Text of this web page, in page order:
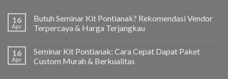
16
Apr
Butuh Seminar Kit Pontianak? Rekomendasi Vendor
Terpercaya & Harga Terjangkau
16
Apr
Seminar Kit Pontianak: Cara Cepat Dapat Paket
Custom Murah & Berkualitas